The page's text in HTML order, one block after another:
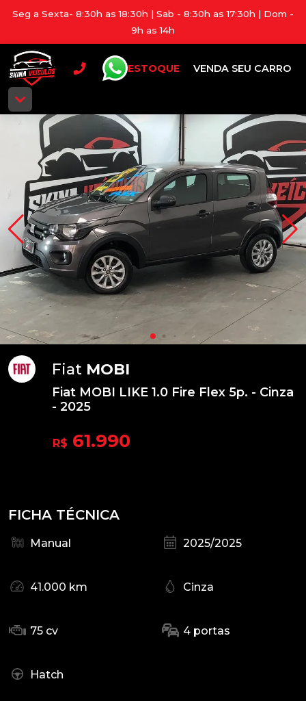
Seg a Sexta- 8:30h as 18:30h | Sab - 8:30h as 17:30h | Dom -
9h as 14h
ESTOQUE VENDA SEU CARRO
Fiat MOBI
Fiat MOBI LIKE 1.0 Fire Flex 5p. - Cinza
- 2025
R$ 61.990
FICHA TÉCNICA
Manual 2025/2025
41.000 km Cinza
75 cv 4 portas
Hatch